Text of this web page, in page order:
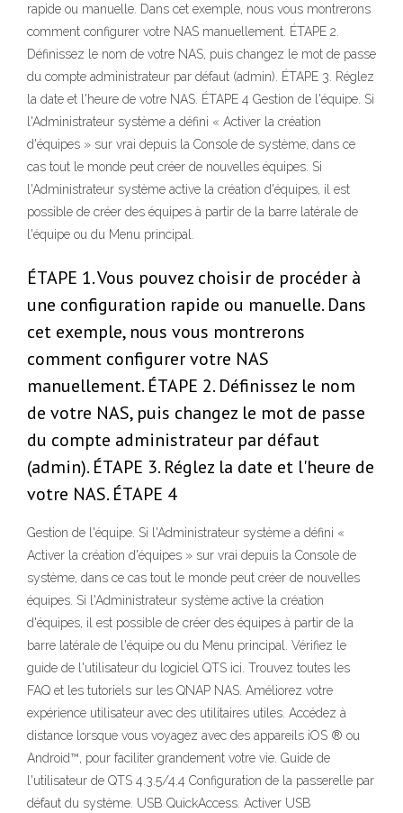
rapide ou manuelle. Dans cet exemple, nous vous montrerons
comment configurer votre NAS manuellement. ÉTAPE 2.
Définissez le nom de votre NAS, puis changez le mot de passe
du compte administrateur par défaut (admin). ÉTAPE 3. Réglez
la date et l'heure de votre NAS. ÉTAPE 4 Gestion de l'équipe. Si
l'Administrateur système a défini « Activer la création
d'équipes » sur vrai depuis la Console de système, dans ce
cas tout le monde peut créer de nouvelles équipes. Si
l'Administrateur système active la création d'équipes, il est
possible de créer des équipes à partir de la barre latérale de
l'équipe ou du Menu principal.
ÉTAPE 1. Vous pouvez choisir de procéder à
une configuration rapide ou manuelle. Dans
cet exemple, nous vous montrerons
comment configurer votre NAS
manuellement. ÉTAPE 2. Définissez le nom
de votre NAS, puis changez le mot de passe
du compte administrateur par défaut
(admin). ÉTAPE 3. Réglez la date et l'heure de
votre NAS. ÉTAPE 4
Gestion de l'équipe. Si l'Administrateur système a défini «
Activer la création d'équipes » sur vrai depuis la Console de
système, dans ce cas tout le monde peut créer de nouvelles
équipes. Si l'Administrateur système active la création
d'équipes, il est possible de créer des équipes à partir de la
barre latérale de l'équipe ou du Menu principal. Vérifiez le
guide de l'utilisateur du logiciel QTS ici. Trouvez toutes les
FAQ et les tutoriels sur les QNAP NAS. Améliorez votre
expérience utilisateur avec des utilitaires utiles. Accédez à
distance lorsque vous voyagez avec des appareils iOS ® ou
Android™, pour faciliter grandement votre vie. Guide de
l'utilisateur de QTS 4.3.5/4.4 Configuration de la passerelle par
défaut du système. USB QuickAccess. Activer USB